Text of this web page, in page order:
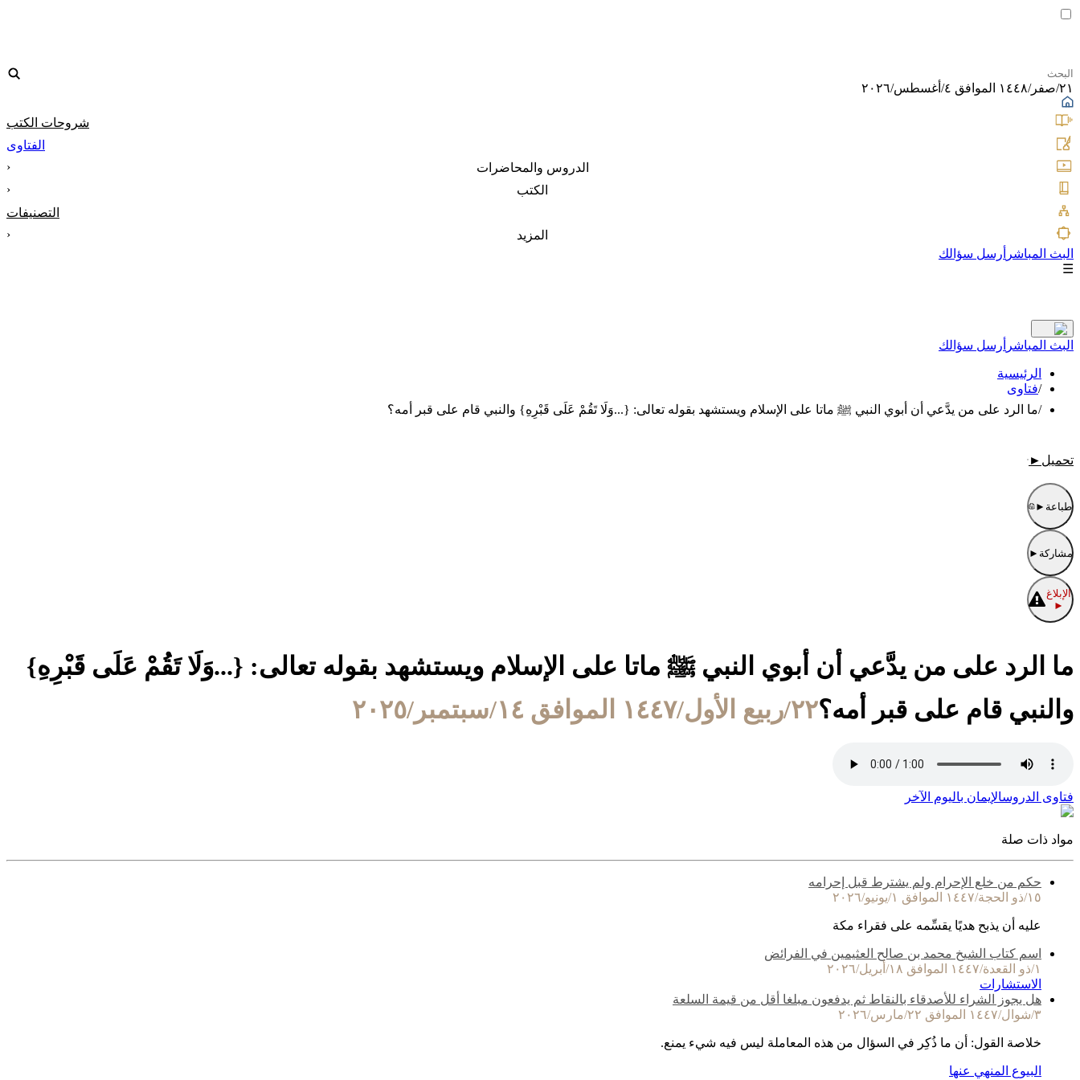
٢١/صفر/١٤٤٨ الموافق ٤/أغسطس/٢٠٢٦
شروحات الكتب
الفتاوى
الدروس والمحاضرات
‹
الكتب
‹
التصنيفات
المزيد
‹
البث المباشر أرسل سؤالك
☰
البث المباشر أرسل سؤالك
الرئيسية
/فتاوى
/ما الرد على من يدَّعي أن أبوي النبي ﷺ ماتا على الإسلام ويستشهد بقوله تعالى: {...وَلَا تَقُمْ عَلَى قَبْرِهِ} والنبي قام على قبر أمه؟
تحميل ►
طباعة ►
مشاركة ►
الإبلاغ
►
ما الرد على من يدَّعي أن أبوي النبي ﷺ ماتا على الإسلام ويستشهد بقوله تعالى: {...وَلَا تَقُمْ عَلَى قَبْرِهِ}
والنبي قام على قبر أمه؟٢٢/ربيع الأول/١٤٤٧ الموافق ١٤/سبتمبر/٢٠٢٥
فتاوى الدروسالإيمان باليوم الآخر
مواد ذات صلة
حكم من خلع الإحرام ولم يشترط قبل إحرامه
١٥/ذو الحجة/١٤٤٧ الموافق ١/يونيو/٢٠٢٦
عليه أن يذبح هديًا يقسِّمه على فقراء مكة
اسم كتاب الشيخ محمد بن صالح العثيمين في الفرائض
١/ذو القعدة/١٤٤٧ الموافق ١٨/أبريل/٢٠٢٦
الاستشارات
هل يجوز الشراء للأصدقاء بالنقاط ثم يدفعون مبلغا أقل من قيمة السلعة
٣/شوال/١٤٤٧ الموافق ٢٢/مارس/٢٠٢٦
خلاصة القول: أن ما ذُكِر في السؤال من هذه المعاملة ليس فيه شيء يمنع.
البيوع المنهي عنها